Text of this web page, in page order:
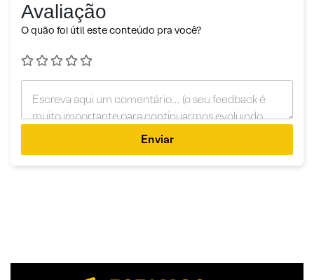
Avaliação
O quão foi útil este conteúdo pra você?
Enviar